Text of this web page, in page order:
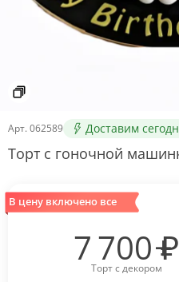
Арт. 062589 Доставим
Торт с гоночной
В цену включено все
Торт с декором
7 700 ₽